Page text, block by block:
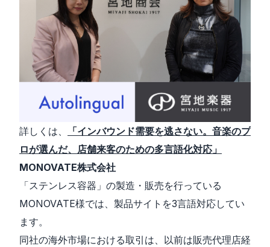
詳しくは、
「インバウンド需要を逃さない。音楽のプ
ロが選んだ、店舗来客のための多言語化対応」
MONOVATE株式会社
「ステンレス容器」の製造・販売を行っている
MONOVATE様では、製品サイトを3言語対応してい
ます。
同社の海外市場における取引は、以前は販売代理店経